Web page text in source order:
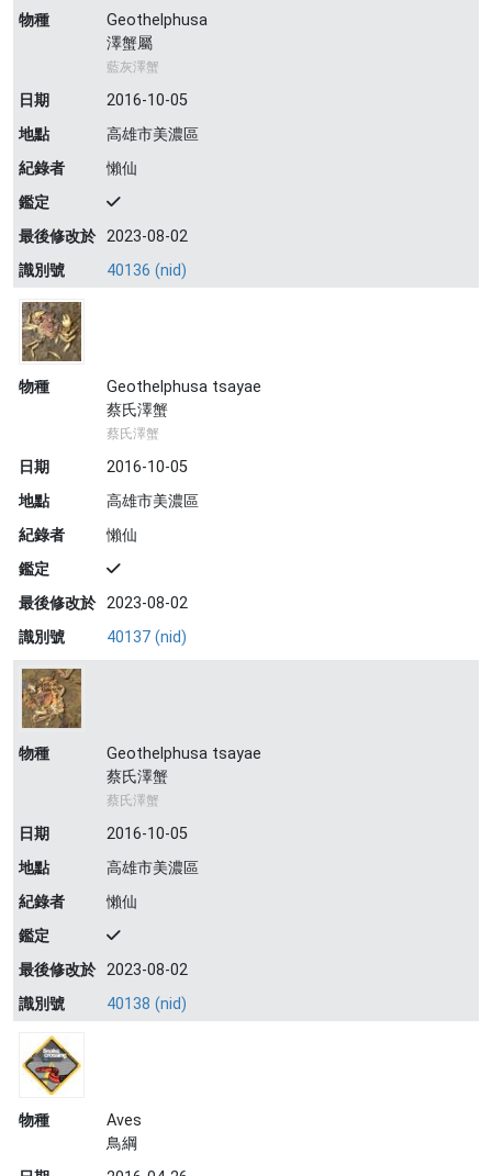
物種
Geothelphusa
澤蟹屬
藍灰澤蟹
日期
2016-10-05
地點
高雄市美濃區
紀錄者
懶仙
鑑定
最後修改於 2023-08-02
識別號
40136 (nid)
物種
Geothelphusa tsayae
蔡氏澤蟹
蔡氏澤蟹
日期
2016-10-05
地點
高雄市美濃區
紀錄者
懶仙
鑑定
最後修改於 2023-08-02
識別號
40137 (nid)
物種
Geothelphusa tsayae
蔡氏澤蟹
蔡氏澤蟹
日期
2016-10-05
地點
高雄市美濃區
紀錄者
懶仙
鑑定
最後修改於 2023-08-02
識別號
40138 (nid)
物種
Aves
鳥綱